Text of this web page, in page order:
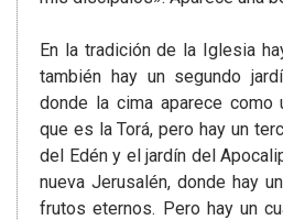
En la tradición de la Iglesia
también hay un segundo
donde la cima aparece como
que es la Torá, pero hay un
del Edén y el jardín del
nueva Jerusalén, donde hay
frutos eternos. Pero hay un